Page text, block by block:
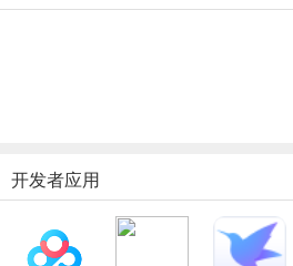
开发者应用